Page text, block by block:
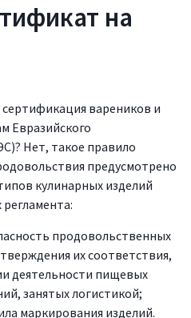
на
сертификация вареников и
Евразийского
Нет, такое правило
предусмотрено
кулинарных изделий
продовольственных
их соответствия,
деятельности пищевых
занятых логистикой;
маркирования изделий.